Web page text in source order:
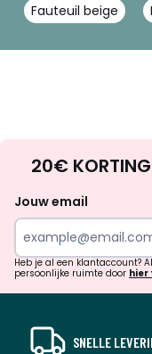
Fauteuil beige
20€
Jouw email
Heb je al een klantaccount?
persoonlijke ruimte door hier
SNELLE